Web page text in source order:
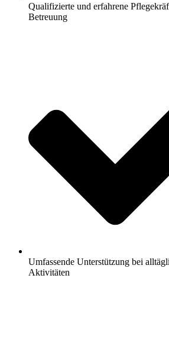
Qualifizierte und erfahrene
Betreuung
Umfassende Unterstützung bei
Aktivitäten